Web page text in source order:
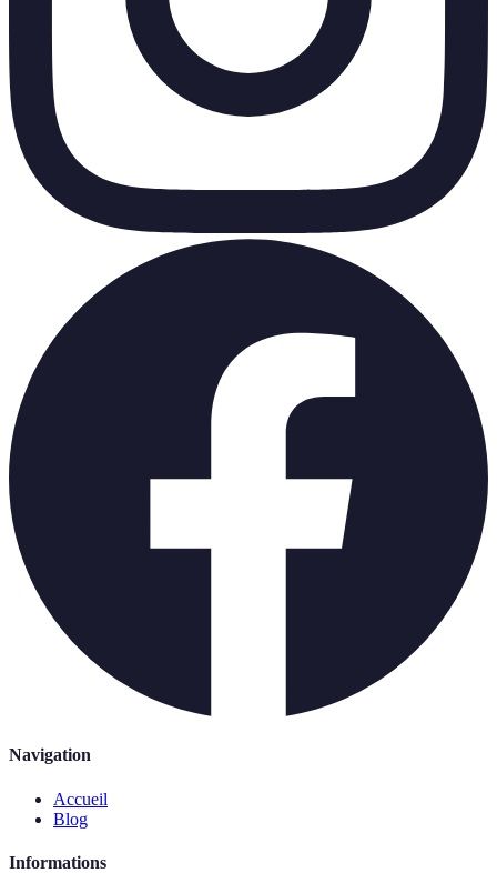
Navigation
Accueil
Blog
Informations